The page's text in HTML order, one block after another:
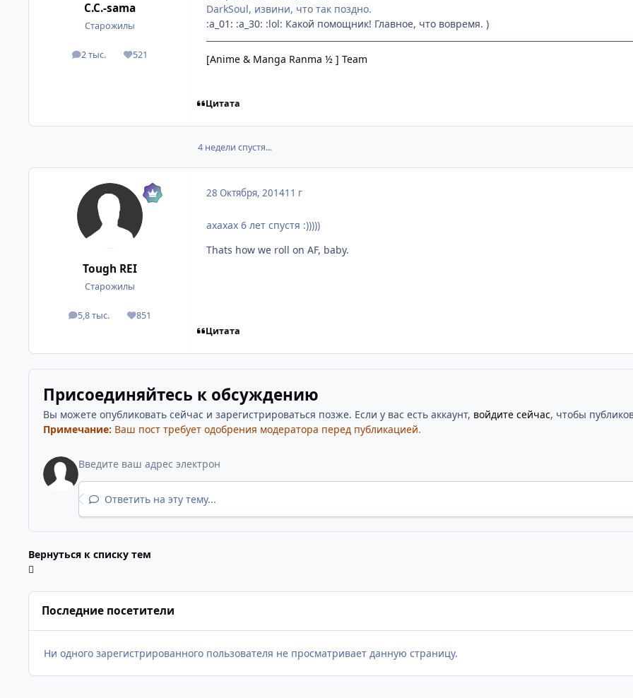
C.C.-sama
Старожилы
2 тыс.
посты 521
Репутация
DarkSoul, извини, что так поздно.
:a_01: :a_30: :lol: Какой помощник! Главное, что вовремя. )
[Anime & Manga Ranma ½ ] Team
Цитата
4 недели спустя...
Tough REI
Старожилы
5,8 тыс.
посты 851
Репутация
28 Октября, 201411 г
ахахах 6 лет спустя :)))))
Thats how we roll on AF, baby.
Цитата
Присоединяйтесь к обсуждению
Вы можете опубликовать сейчас и зарегистрироваться позже. Если у вас есть аккаунт, войдите сейчас, чтобы
Примечание: Ваш пост требует одобрения модератора перед публикацией.
Ответить на эту тему...
Вернуться к списку тем
Последние посетители
Ни одного зарегистрированного пользователя не просматривает данную страницу.